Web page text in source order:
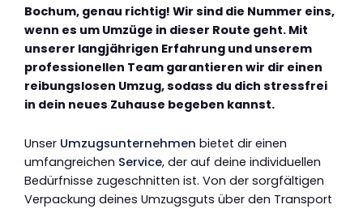
Bochum, genau richtig! Wir sind die Nummer eins,
wenn es um Umzüge in dieser Route geht. Mit
unserer langjährigen Erfahrung und unserem
professionellen Team garantieren wir dir einen
reibungslosen Umzug, sodass du dich stressfrei
in dein neues Zuhause begeben kannst.
Unser Umzugsunternehmen bietet dir einen
umfangreichen Service, der auf deine individuellen
Bedürfnisse zugeschnitten ist. Von der sorgfältigen
Verpackung deines Umzugsguts über den Transport